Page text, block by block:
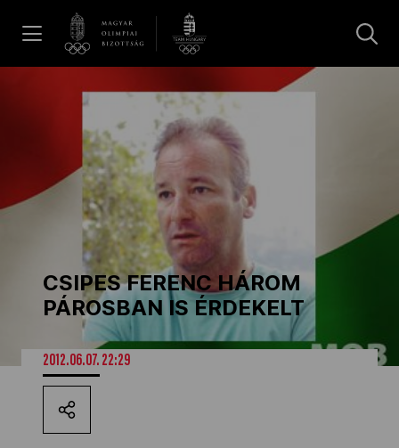
Galéria
Dakar 2026
Los Angeles 2028
MOB
Kettőskarrier-program
CSIPES FERENC HÁROM
PÁROSBAN IS ÉRDEKELT
2012.06.07. 22:29